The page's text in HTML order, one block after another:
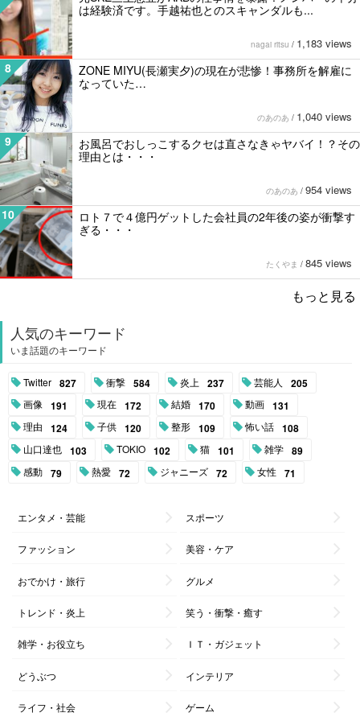
は経験済です。手越祐也とのスキャンダルも...
nagai ritsu / 1,183 views
8
ZONE MIYU(長瀬実夕)の現在が悲惨！事務所を解雇に
なっていた…
のあのあ / 1,040 views
9
お風呂でおしっこするクセは直さなきゃヤバイ！？その
理由とは・・・
のあのあ / 954 views
10
ロト７で４億円ゲットした会社員の2年後の姿が衝撃す
ぎる・・・
たくやま / 845 views
もっと見る
人気のキーワード
いま話題のキーワード
Twitter 827 衝撃 584 炎上 237 芸能人 205
画像 191 現在 172 結婚 170 動画 131
理由 124 子供 120 整形 109 怖い話 108
山口達也 103 TOKIO 102 猫 101 雑学 89
感動 79 熱愛 72 ジャニーズ 72 女性 71
エンタメ・芸能 スポーツ
ファッション 美容・ケア
おでかけ・旅行 グルメ
トレンド・炎上 笑う・衝撃・癒す
雑学・お役立ち ＩＴ・ガジェット
どうぶつ インテリア
ライフ・社会 ゲーム